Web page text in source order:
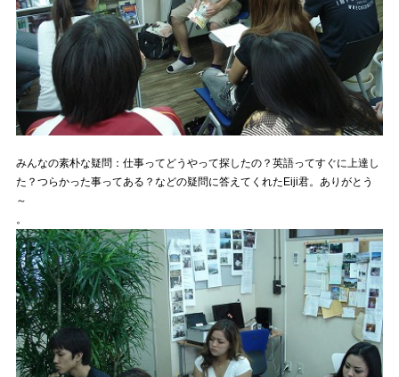
みんなの素朴な疑問：仕事ってどうやって探したの？英語ってすぐに上達し
た？つらかった事ってある？などの疑問に答えてくれたEiji君。ありがとう
～
。